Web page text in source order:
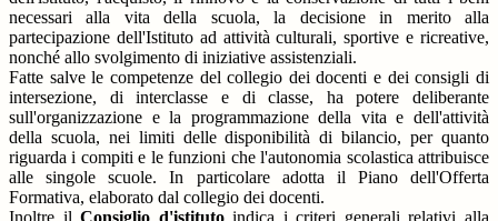
necessari alla vita della scuola, la decisione in merito alla
partecipazione dell'Istituto ad attività culturali, sportive e ricreative,
nonché allo svolgimento di iniziative assistenziali.
Fatte salve le competenze del collegio dei docenti e dei consigli di
intersezione, di interclasse e di classe, ha potere deliberante
sull'organizzazione e la programmazione della vita e dell'attività
della scuola, nei limiti delle disponibilità di bilancio, per quanto
riguarda i compiti e le funzioni che l'autonomia scolastica attribuisce
alle singole scuole. In particolare adotta il Piano dell'Offerta
Formativa, elaborato dal collegio dei docenti.